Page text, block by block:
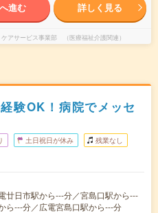
進む 詳しく見る
アサービス事業部 （医療福祉介護関連）
験OK！病院でメッセ
土日祝日が休み 残業なし
廿日市駅から---分／宮島口駅から---
ら---分／広電宮島口駅から---分